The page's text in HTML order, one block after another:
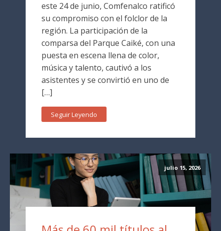
este 24 de junio, Comfenalco ratificó
su compromiso con el folclor de la
región. La participación de la
comparsa del Parque Caiké, con una
puesta en escena llena de color,
música y talento, cautivó a los
asistentes y se convirtió en uno de
[…]
Seguir Leyendo
julio 15, 2026